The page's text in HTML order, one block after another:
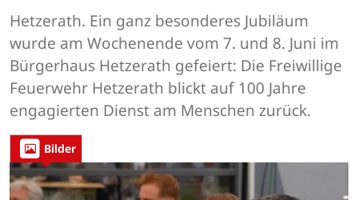
Hetzerath. Ein ganz besonderes Jubiläum
wurde am Wochenende vom 7. und 8. Juni im
Bürgerhaus Hetzerath gefeiert: Die Freiwillige
Feuerwehr Hetzerath blickt auf 100 Jahre
engagierten Dienst am Menschen zurück.
Bilder